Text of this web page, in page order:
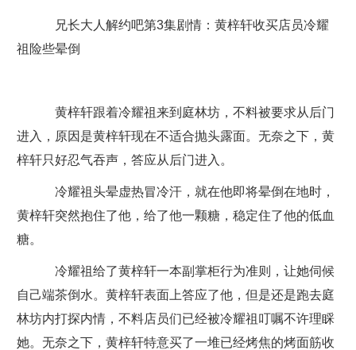
兄长大人解约吧第3集剧情：黄梓轩收买店员冷耀
祖险些晕倒
黄梓轩跟着冷耀祖来到庭林坊，不料被要求从后门
进入，原因是黄梓轩现在不适合抛头露面。无奈之下，黄
梓轩只好忍气吞声，答应从后门进入。
冷耀祖头晕虚热冒冷汗，就在他即将晕倒在地时，
黄梓轩突然抱住了他，给了他一颗糖，稳定住了他的低血
糖。
冷耀祖给了黄梓轩一本副掌柜行为准则，让她伺候
自己端茶倒水。黄梓轩表面上答应了他，但是还是跑去庭
林坊内打探内情，不料店员们已经被冷耀祖叮嘱不许理睬
她。无奈之下，黄梓轩特意买了一堆已经烤焦的烤面筋收